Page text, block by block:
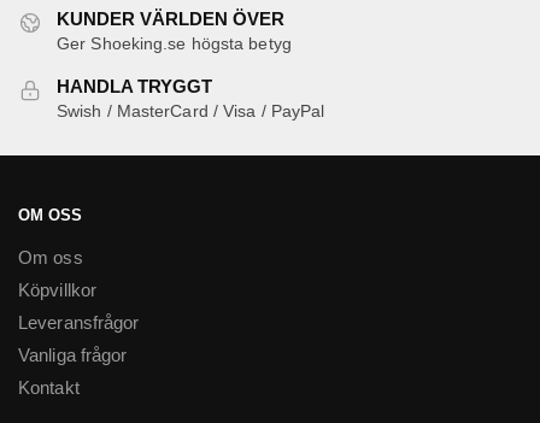
kan
väljas
produktsidan
KUNDER VÄRLDEN ÖVER
Ger Shoeking.se högsta betyg
HANDLA TRYGGT
Swish / MasterCard / Visa / PayPal
OM OSS
Om oss
Köpvillkor
Leveransfrågor
Vanliga frågor
Kontakt